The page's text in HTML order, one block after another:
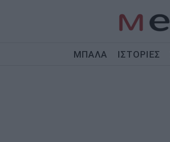
ΜΠΑΛΑ ΙΣΤΟΡΙΕΣ